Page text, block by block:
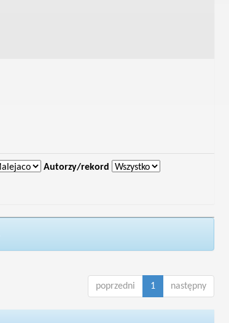
Autorzy/rekord
poprzedni 1 następny